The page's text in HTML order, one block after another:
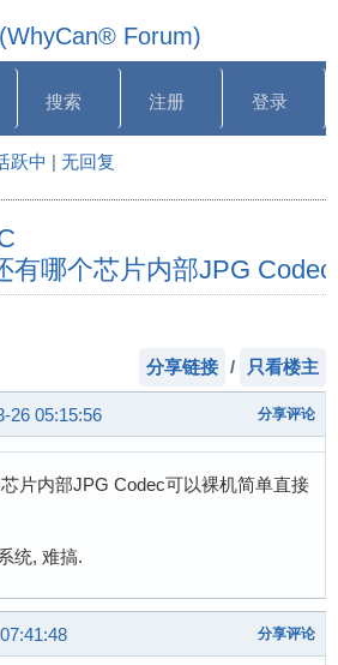
Forum)
搜索 注册 登录
跃中 | 无回复
有哪个芯片内部JPG
分享链接 / 只看楼主
26 05:15:56 分享评论
片内部JPG Codec可以裸机简单直接
统, 难搞.
分享评论